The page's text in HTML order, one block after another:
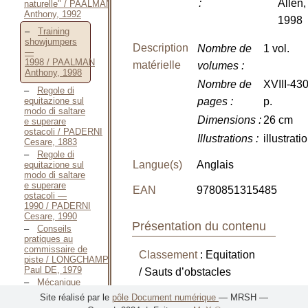
naturelle" / PAALMAN
Anthony, 1992
Training
showjumpers
—
1998 / PAALMAN
Anthony, 1998
Regole di
equitazione sul
modo di saltare
e superare
ostacoli / PADERNI
Cesare, 1883
Regole di
equitazione sul
modo di saltare
e superare
ostacoli —
1990 / PADERNI
Cesare, 1990
Conseils
pratiques au
commissaire de
piste / LONGCHAMP
Paul DE, 1979
Mécanique
équestre et
obstacle —
:
Allen,
1998
Description
matérielle
Nombre de
volumes:
1 vol.
Nombre de
pages:
XVIII-430
p.
Dimensions: 26 cm
Illustrations:
Langue(s) Anglais
EAN 9780851315485
Présentation du contenu
Classement: Equitation
/ Sauts d’obstacles
«Training Showjumpers
Site réalisé par le pôle Document numérique — MRSH —